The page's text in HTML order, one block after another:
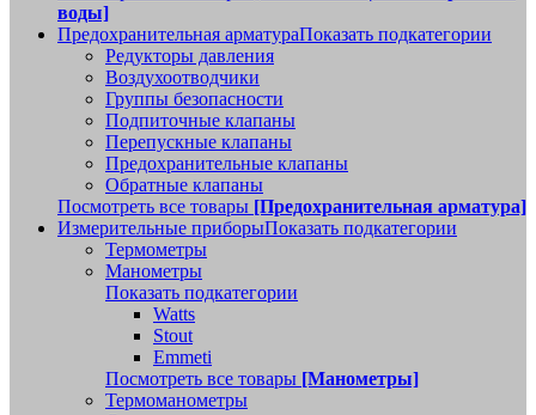
воды]
Предохранительная арматураПоказать подкатегории
Редукторы давления
Воздухоотводчики
Группы безопасности
Подпиточные клапаны
Перепускные клапаны
Предохранительные клапаны
Обратные клапаны
Посмотреть все товары [Предохранительная арматура]
Измерительные приборыПоказать подкатегории
Термометры
Манометры
Показать подкатегории
Watts
Stout
Emmeti
Посмотреть все товары [Манометры]
Термоманометры